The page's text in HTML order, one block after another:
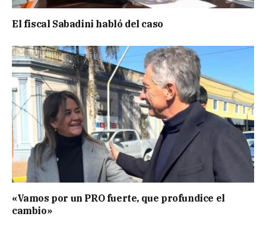
El fiscal Sabadini habló del caso
«Vamos por un PRO fuerte, que profundice el
cambio»